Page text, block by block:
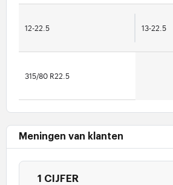
12-22.5 13-22.5
315/80 R22.5
Meningen van klanten
1 CIJFER